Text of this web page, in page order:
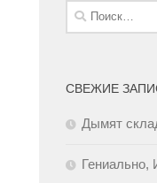
Найти:
СВЕЖИЕ
Дымят
Гениально,